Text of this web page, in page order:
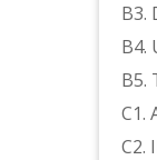
B3.
B4.
B5.
C1.
C2.